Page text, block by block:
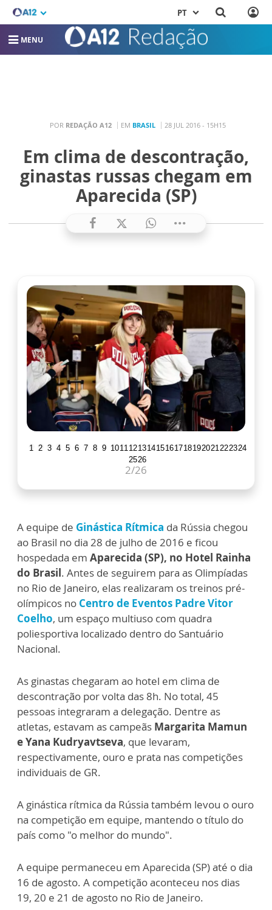
PT
MENU
POR REDAÇÃO A12 EM BRASIL 28 JUL 2016 - 15H15
Em clima de descontração,
ginastas russas chegam em
Aparecida (SP)
1 2 3 4 5 6 7 8 9 101112131415161718192021222324
2526
2/26
A equipe de Ginástica Rítmica da Rússia chegou
ao Brasil no dia 28 de julho de 2016 e ficou
hospedada em Aparecida (SP), no Hotel Rainha
do Brasil. Antes de seguirem para as Olimpíadas
no Rio de Janeiro, elas realizaram os treinos pré-
olímpicos no Centro de Eventos Padre Vitor
Coelho, um espaço multiuso com quadra
poliesportiva localizado dentro do Santuário
Nacional.
As ginastas chegaram ao hotel em clima de
descontração por volta das 8h. No total, 45
pessoas integraram a delegação. Dentre as
atletas, estavam as campeãs Margarita Mamun
e Yana Kudryavtseva, que levaram,
respectivamente, ouro e prata nas competições
individuais de GR.
A ginástica rítmica da Rússia também levou o ouro
na competição em equipe, mantendo o título do
país como "o melhor do mundo".
A equipe permaneceu em Aparecida (SP) até o dia
16 de agosto. A competição aconteceu nos dias
19, 20 e 21 de agosto no Rio de Janeiro.